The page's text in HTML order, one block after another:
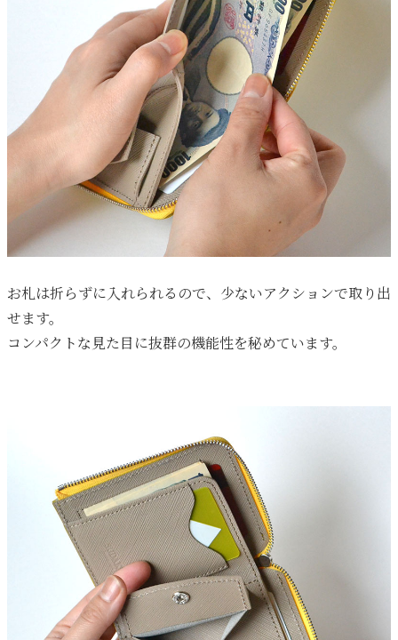
お札は折らずに入れられるので、少ないアクションで取り出
せます。
コンパクトな見た目に抜群の機能性を秘めています。